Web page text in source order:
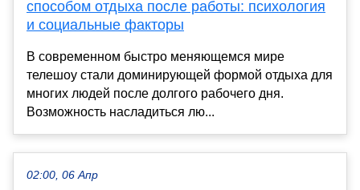
способом отдыха после работы: психология
и социальные факторы
В современном быстро меняющемся мире
телешоу стали доминирующей формой отдыха для
многих людей после долгого рабочего дня.
Возможность насладиться лю...
02:00, 06 Апр